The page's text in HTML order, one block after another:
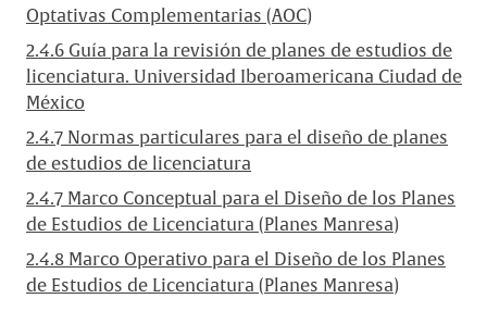
Optativas Complementarias (AOC)
2.4.6 Guía para la revisión de planes de estudios de
licenciatura. Universidad Iberoamericana Ciudad de
México
2.4.7 Normas particulares para el diseño de planes
de estudios de licenciatura
2.4.7 Marco Conceptual para el Diseño de los Planes
de Estudios de Licenciatura (Planes Manresa)
2.4.8 Marco Operativo para el Diseño de los Planes
de Estudios de Licenciatura (Planes Manresa)